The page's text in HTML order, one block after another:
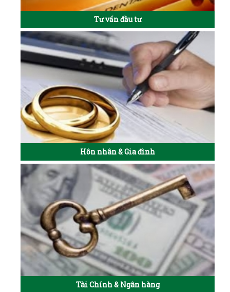
Tư vấn đầu tư
Hôn nhân & Gia đình
Tài Chính & Ngân hàng